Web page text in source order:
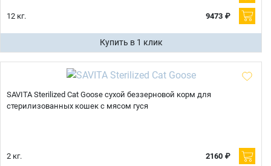
12 кг. 9473 ₽
Купить в 1 клик
SAVITA Sterilized Cat Goose сухой беззерновой корм для
стерилизованных кошек с мясом гуся
2 кг. 2160 ₽